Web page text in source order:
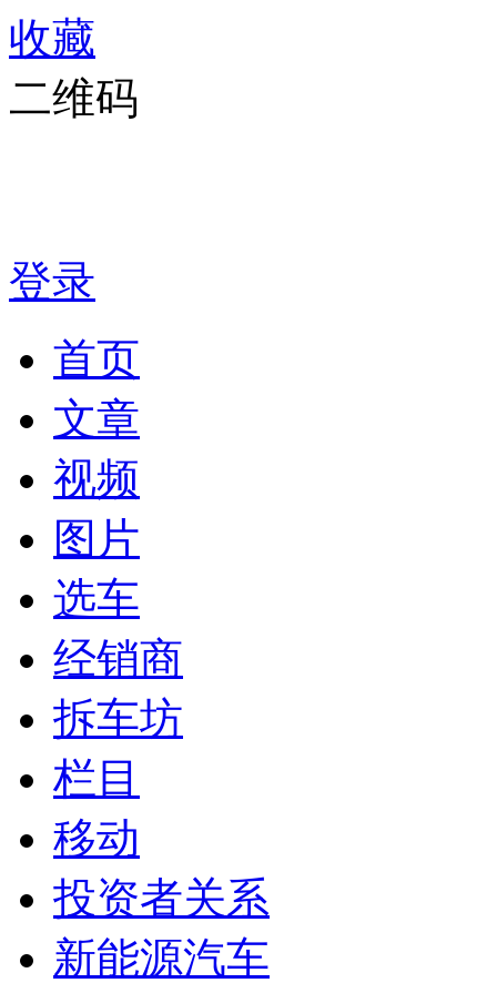
收藏
二维码
登录
首页
文章
视频
图片
选车
经销商
拆车坊
栏目
移动
投资者关系
新能源汽车